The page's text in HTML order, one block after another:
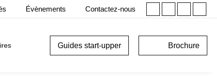
Évènements Contactez-nous
Guides start-upper Brochure